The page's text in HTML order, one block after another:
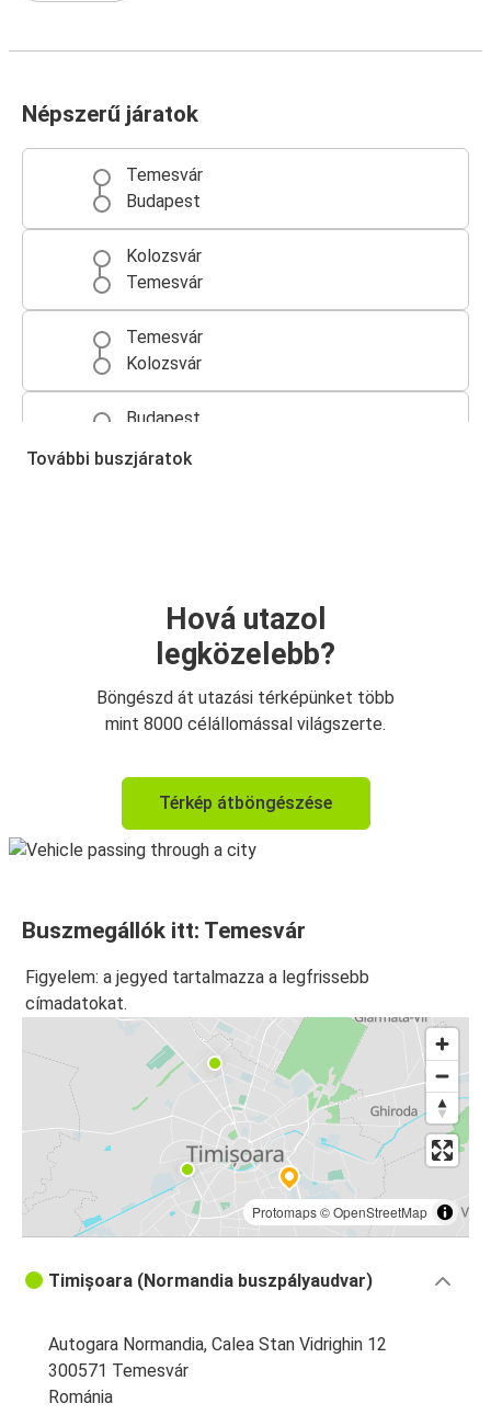
Népszerű járatok
Temesvár
Budapest
Kolozsvár
Temesvár
Temesvár
Kolozsvár
Budapest
Temesvár
Szeben
Nagyvárad
Temesvár
Temesvár
Arad
Temesvár
Brassó
Temesvár
Budapest Repülőtér
Temesvár
Temesvár
Temesvár
További buszjáratok
Hová utazol
legközelebb?
Böngészd át utazási térképünket több
mint 8000 célállomással világszerte.
Térkép átböngészése
Buszmegállók itt: Temesvár
Figyelem: a jegyed tartalmazza a legfrissebb
címadatokat.
Protomaps©OpenStreetMap
Timișoara (Normandia buszpályaudvar)
Autogara Normandia, Calea Stan Vidrighin 12
300571 Temesvár
Románia